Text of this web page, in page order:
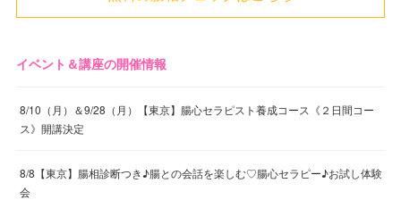
イベント＆講座の開催情報
8/10（月）＆9/28（月）【東京】腸心セラピスト養成コース《２日間コー
ス》開講決定
8/8【東京】腸相診断つき♪腸との会話を楽しむ♡腸心セラピー♪お試し体験
会